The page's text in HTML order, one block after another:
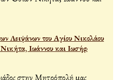
Λειψάνων του Αγίου Νικολάου
Ιωάννου και Ιωσήφ